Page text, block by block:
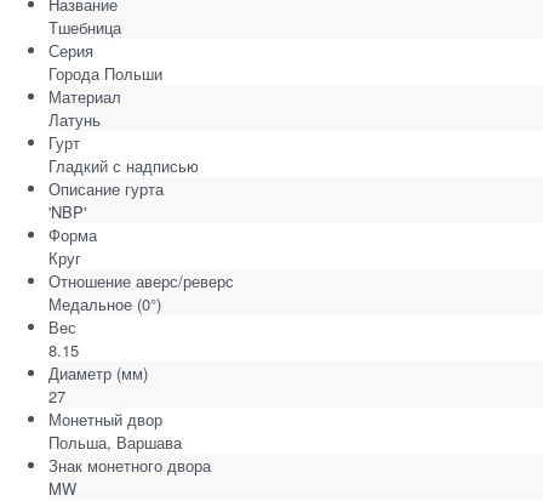
Тшебница
Серия
Города Польши
Материал
Латунь
Гурт
Гладкий с надписью
Описание гурта
'NBP'
Форма
Круг
Отношение аверс/реверс
Медальное (0°)
Вес
8.15
Диаметр (мм)
27
Монетный двор
Польша, Варшава
Знак монетного двора
MW